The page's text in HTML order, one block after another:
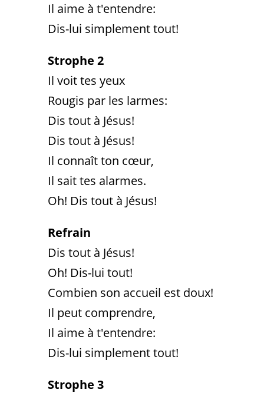
Il aime à t'entendre:
Dis-lui simplement tout!
Strophe 2
Il voit tes yeux
Rougis par les larmes:
Dis tout à Jésus!
Dis tout à Jésus!
Il connaît ton cœur,
Il sait tes alarmes.
Oh! Dis tout à Jésus!
Refrain
Dis tout à Jésus!
Oh! Dis-lui tout!
Combien son accueil est doux!
Il peut comprendre,
Il aime à t'entendre:
Dis-lui simplement tout!
Strophe 3